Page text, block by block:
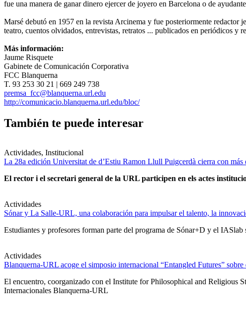
fue una manera de ganar dinero ejercer de joyero en Barcelona o de
Marsé debutó en 1957 en la revista Arcinema y fue posteriormente
teatro, cuentos olvidados, entrevistas, retratos ... publicados en periódicos y
Más información:
Jaume Risquete
Gabinete de Comunicación Corporativa
FCC Blanquerna
T. 93 253 30 21 | 669 249 738
premsa_fcc@blanquerna.url.edu
http://comunicacio.blanquerna.url.edu/bloc/
También te puede interesar
Actividades, Institucional
La 28a edición Universitat de d’Estiu Ramon Llull Puigcerdà cierra con más
El rector i el secretari general de la URL participen en els actes
Actividades
Sónar y La Salle-URL, una colaboración para impulsar el talento, la
Estudiantes y profesores forman parte del programa de Sónar+D y el IASlab
Actividades
Blanquerna-URL acoge el simposio internacional “Entangled Futures”
El encuentro, coorganizado con el Institute for Philosophical and Religious
Internacionales Blanquerna-URL